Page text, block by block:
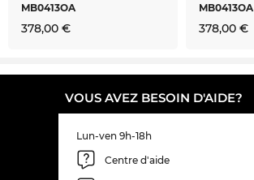
MB0413OA
378,00 €
MB0413OA
378,00 €
VOUS AVEZ BESOIN D'AIDE?
Lun-ven 9h-18h
Centre d'aide